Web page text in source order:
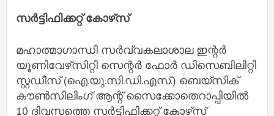
സർട്ടിഫിക്കറ്റ് കോഴ്‌സ്
മഹാത്മാഗാന്ധി സർവ്വകലാശാല ഇന്റർ
യൂണിവേഴ്‌സിറ്റി സെന്റർ ഫോർ ഡിസെബിലിറ്റി
സ്റ്റഡീസ് (ഐ.യു.സി.ഡി.എസ്.) ബെയ്‌സിക്
കൗൺസിലിംഗ് ആന്റ് സൈക്കോതെറാപ്പിയിൽ
10 ദിവസത്തെ സർട്ടിഫിക്കറ്റ് കോഴ്‌സ്